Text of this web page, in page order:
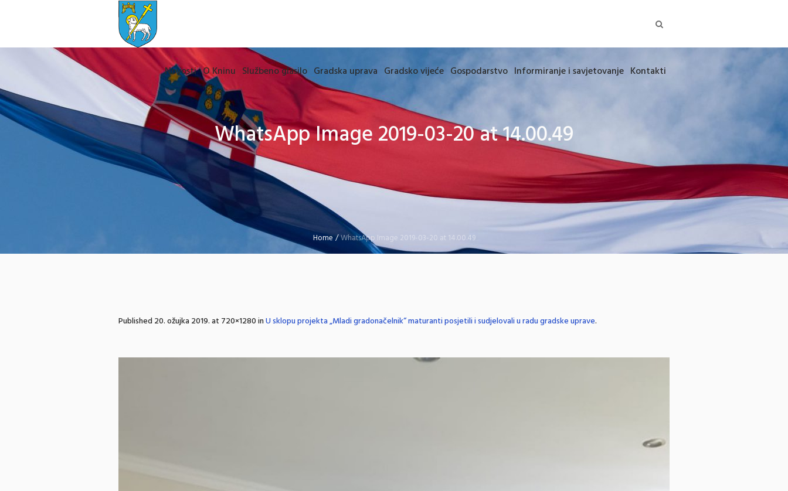
Novosti O Kninu Službeno glasilo Gradska uprava Gradsko vijeće Gospodarstvo Informiranje i savjetovanje Kontakti
WhatsApp Image 2019-03-20 at 14.00.49
Home /WhatsApp Image 2019-03-20 at 14.00.49
Published20. ožujka 2019.at 720×1280 inU sklopu projekta „Mladi gradonačelnik“ maturanti posjetili i sudjelovali u radu gradske uprave.